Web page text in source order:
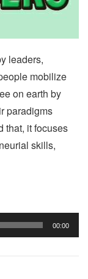
leaders,
mobilize
on earth by
paradigms
that, it focuses
skills,
00:00